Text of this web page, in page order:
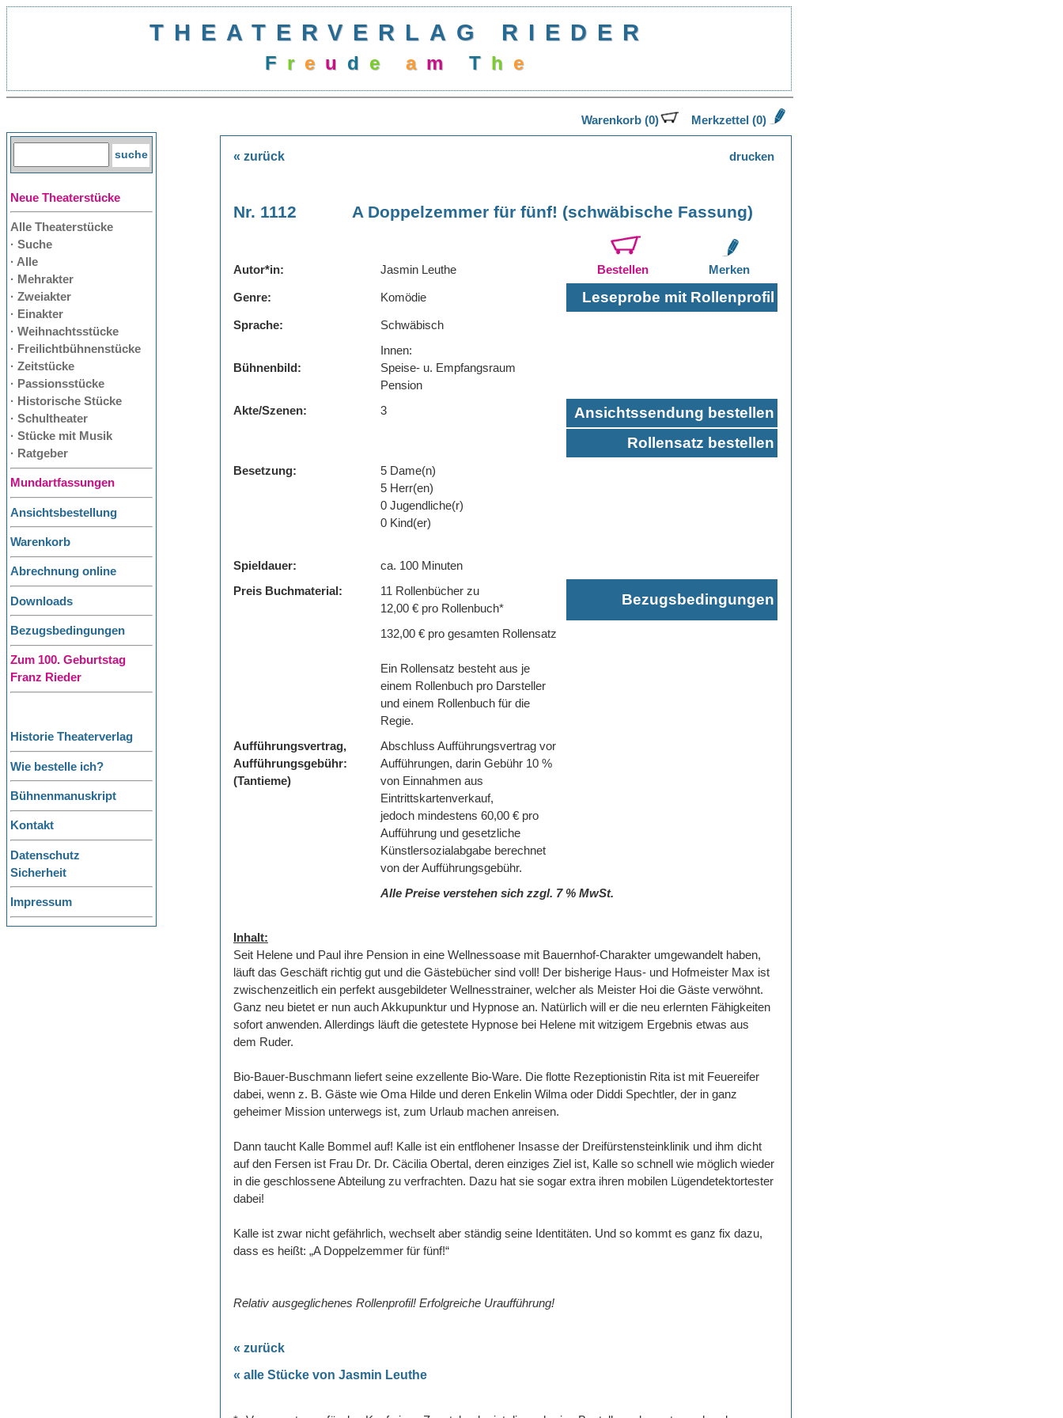
THEATERVERLAG RIEDER
Freu d e am Th ea
Neue Theaterstücke
Alle Theaterstücke
· Suche
· Alle
· Mehrakter
· Zweiakter
· Einakter
· Weihnachtsstücke
· Freilichtbühnenstücke
· Zeitstücke
· Passionsstücke
· Historische Stücke
· Schultheater
· Stücke mit Musik
· Ratgeber
Mundartfassungen
Ansichtsbestellung
Warenkorb
Abrechnung online
Downloads
Bezugsbedingungen
Zum 100. Geburtstag
Franz Rieder
Historie Theaterverlag
Wie bestelle ich?
Bühnenmanuskript
Kontakt
Datenschutz
Sicherheit
Impressum
Warenkorb (0) Merkzettel (0)
« zurück drucken
Nr. 1112 A Doppelzemmer für fünf! (schwäbische Fassung)
Autor*in: Jasmin Leuthe Bestellen Merken
Genre: Komödie Leseprobe mit Rollenprofil
Sprache: Schwäbisch
Bühnenbild:
Innen:
Speise- u. Empfangsraum
Pension
Akte/Szenen:
3
Ansichtssendung bestellen
Rollensatz bestellen
Besetzung:
5 Dame(n)
5 Herr(en)
0 Jugendliche(r)
0 Kind(er)
Spieldauer:
ca. 100 Minuten
Preis Buchmaterial:
11 Rollenbücher zu
12,00 € pro Rollenbuch*
Bezugsbedingungen
132,00 € pro gesamten Rollensatz
Ein Rollensatz besteht aus je
einem Rollenbuch pro Darsteller
und einem Rollenbuch für die
Regie.
Aufführungsvertrag,
Aufführungsgebühr:
(Tantieme)
Abschluss Aufführungsvertrag vor
Aufführungen, darin Gebühr 10 %
von Einnahmen aus
Eintrittskartenverkauf,
jedoch mindestens 60,00 € pro
Aufführung und gesetzliche
Künstlersozialabgabe berechnet
von der Aufführungsgebühr.
Alle Preise verstehen sich zzgl. 7 % MwSt.
Inhalt:
Seit Helene und Paul ihre Pension in eine Wellnessoase mit Bauernhof-Charakter umgewandelt haben,
läuft das Geschäft richtig gut und die Gästebücher sind voll! Der bisherige Haus- und Hofmeister Max ist
zwischenzeitlich ein perfekt ausgebildeter Wellnesstrainer, welcher als Meister Hoi die Gäste verwöhnt.
Ganz neu bietet er nun auch Akkupunktur und Hypnose an. Natürlich will er die neu erlernten Fähigkeiten
sofort anwenden. Allerdings läuft die getestete Hypnose bei Helene mit witzigem Ergebnis etwas aus
dem Ruder.
Bio-Bauer-Buschmann liefert seine exzellente Bio-Ware. Die flotte Rezeptionistin Rita ist mit Feuereifer
dabei, wenn z. B. Gäste wie Oma Hilde und deren Enkelin Wilma oder Diddi Spechtler, der in ganz
geheimer Mission unterwegs ist, zum Urlaub machen anreisen.
Dann taucht Kalle Bommel auf! Kalle ist ein entflohener Insasse der Dreifürstensteinklinik und ihm dicht
auf den Fersen ist Frau Dr. Dr. Cäcilia Obertal, deren einziges Ziel ist, Kalle so schnell wie möglich wieder
in die geschlossene Abteilung zu verfrachten. Dazu hat sie sogar extra ihren mobilen Lügendetektortester
dabei!
Kalle ist zwar nicht gefährlich, wechselt aber ständig seine Identitäten. Und so kommt es ganz fix dazu,
dass es heißt: „A Doppelzemmer für fünf!“
Relativ ausgeglichenes Rollenprofil! Erfolgreiche Uraufführung!
« zurück
« alle Stücke von Jasmin Leuthe